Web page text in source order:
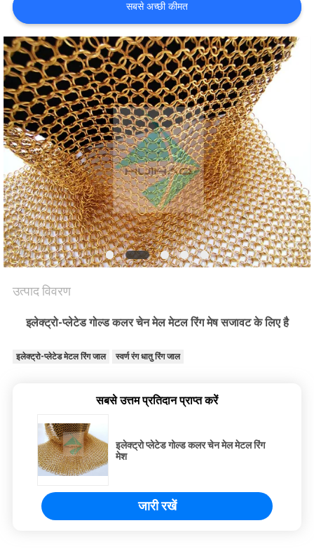
समाचार
मामले
साइटमैप
PRIVACY
POLICY
सबसे अच्छी कीमत
उत्पाद विवरण
इलेक्ट्रो-प्लेटेड गोल्ड कलर चेन मेल मेटल रिंग मेष सजावट के लिए है
इलेक्ट्रो-प्लेटेड मेटल रिंग जाल स्वर्ण रंग धातु रिंग जाल
सबसे उत्तम प्रतिदान प्राप्त करें
इलेक्ट्रो प्लेटेड गोल्ड कलर चेन मेल मेटल रिंग
मेश
जारी रखें